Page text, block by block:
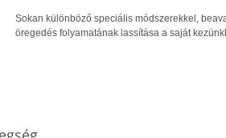
Sokan különböző speciális módszerekkel,
öregedés folyamatának lassítása a saját